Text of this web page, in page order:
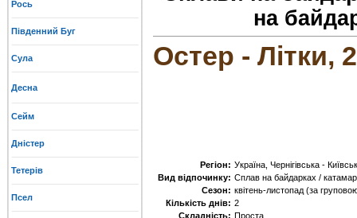
Рось
Південний Буг
Сула
Десна
Сейм
Дністер
Тетерів
Псел
на
Остер - Літки,
Регіон: Україна, Чернігівська -
Вид відпочинку: Сплав на байдарках /
Сезон: квітень-листопад (за
Кількість днів: 2
Складність: Проста